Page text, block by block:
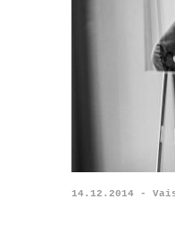
14.12.2014 -